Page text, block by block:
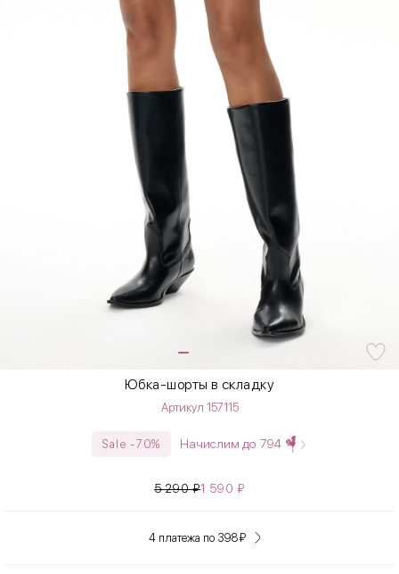
Юбка-шорты в складку
Артикул 157115
Sale -70% Начислим до 794
5 290₽1 590₽
4 платежа по 398₽